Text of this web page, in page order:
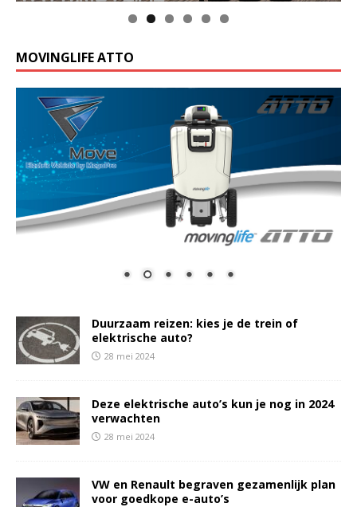
MOVINGLIFE ATTO
Duurzaam reizen: kies je de trein of
elektrische auto?
28 mei 2024
Deze elektrische auto’s kun je nog in 2024
verwachten
28 mei 2024
VW en Renault begraven gezamenlijk plan
voor goedkope e-auto’s